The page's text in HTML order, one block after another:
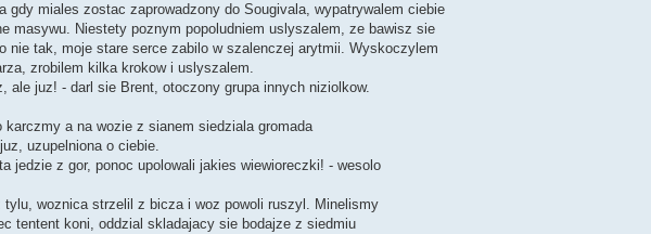
gdy miales zostac zaprowadzony do Sougivala, wypatrywalem ciebie
masywu. Niestety poznym popoludniem uslyszalem, ze bawisz sie
nie tak, moje stare serce zabilo w szalenczej arytmii. Wyskoczylem
zrobilem kilka krokow i uslyszalem.
ale juz! - darl sie Brent, otoczony grupa innych niziolkow.
karczmy a na wozie z sianem siedziala gromada
uzupelniona o ciebie.
jedzie z gor, ponoc upolowali jakies wiewioreczki! - wesolo
woznica strzelil z bicza i woz powoli ruszyl. Minelismy
tentent koni, oddzial skladajacy sie bodajze z siedmiu